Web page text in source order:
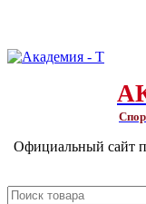
Официальный сайт